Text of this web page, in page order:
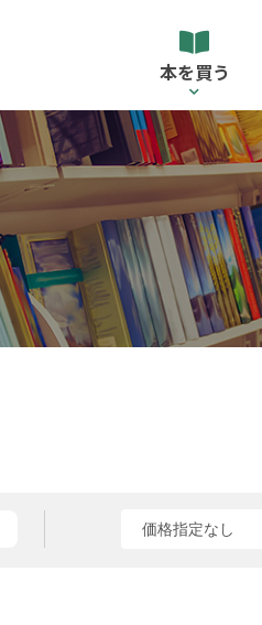
本を買う